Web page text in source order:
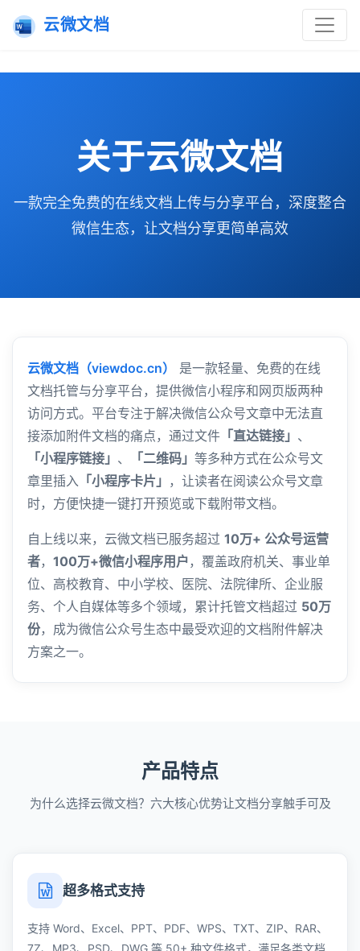
云微文档
关于云微文档
一款完全免费的在线文档上传与分享平台，深度整合
微信生态，让文档分享更简单高效
云微文档（viewdoc.cn）
是一款轻量、免费的在线
文档托管与分享平台，提供微信小程序和网页版两种
访问方式。平台专注于解决微信公众号文章中无法直
接添加附件文档的痛点，通过文件 「直达链接」 、
「小程序链接」 、 「二维码」 等多种方式在公众号文
章里插入 「小程序卡片」 ，让读者在阅读公众号文章
时，方便快捷一键打开预览或下载附带文档。
自上线以来，云微文档已服务超过 10万+ 公众号运营
者， 100万+微信小程序用户 ，覆盖政府机关、事业单
位、高校教育、中小学校、医院、法院律所、企业服
务、个人自媒体等多个领域，累计托管文档超过 50万
份，成为微信公众号生态中最受欢迎的文档附件解决
方案之一。
产品特点
为什么选择云微文档？六大核心优势让文档分享触手可及
超多格式支持
支持 Word、Excel、PPT、PDF、WPS、TXT、ZIP、RAR、
7Z、MP3、PSD、DWG 等 50+ 种文件格式，满足各类文档